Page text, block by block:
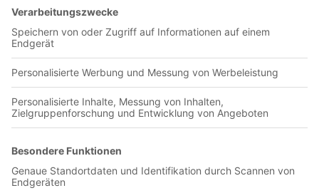
wollen die Frauen von Eintracht Frankfurt am Donnerstag im
UEFA Women’s Europa Cup-Halbfinale beim BK Häcken in
Schweden schaffen. Also: Warum nicht einfach Geschichte
schreiben? Wie das funktionieren kann, schildert Kapitänin
Laura Freigang im Gespräch mit Lars Weingärtner und Marc
Hindelang. Dabei gibt sie nicht nur Einblicke in die
Rolle im Klub und in der Nationalmannschaft.